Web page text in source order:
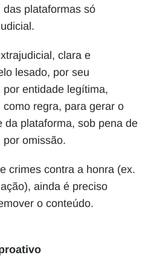
plataformas só
clara e
lesado, por seu
entidade legítima,
regra, para gerar o
da plataforma, sob pena de
por omissão.
crimes contra a honra (ex.
ainda é preciso
o conteúdo.